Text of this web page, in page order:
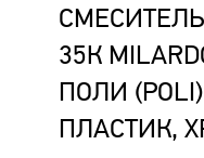
35К
ПОЛИ
ПЛАСТИК,